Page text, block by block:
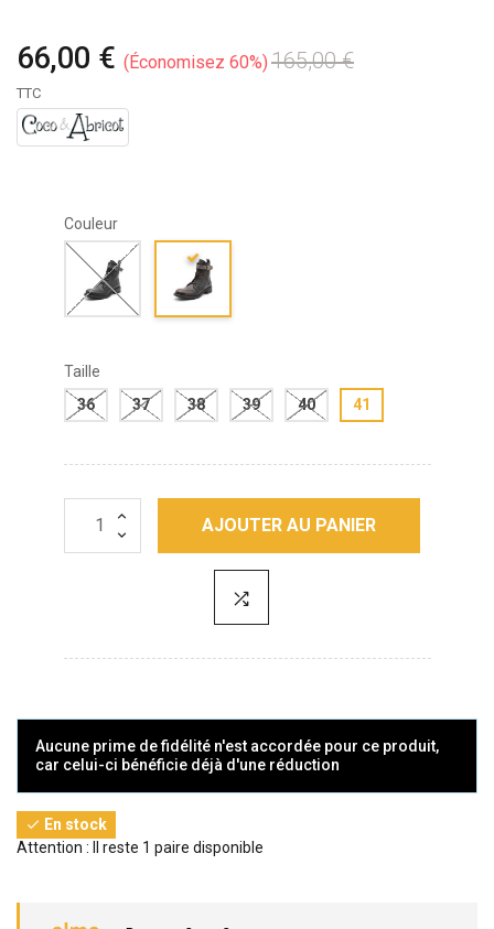
66,00 € Économisez 60% 165,00 €
TTC
Couleur
Taille
36
37 38 39 40 41
AJOUTER AU PANIER
Aucune prime de fidélité n'est accordée pour ce produit,
car celui-ci bénéficie déjà d'une réduction
 En stock
Attention : Il reste 1 paire disponible